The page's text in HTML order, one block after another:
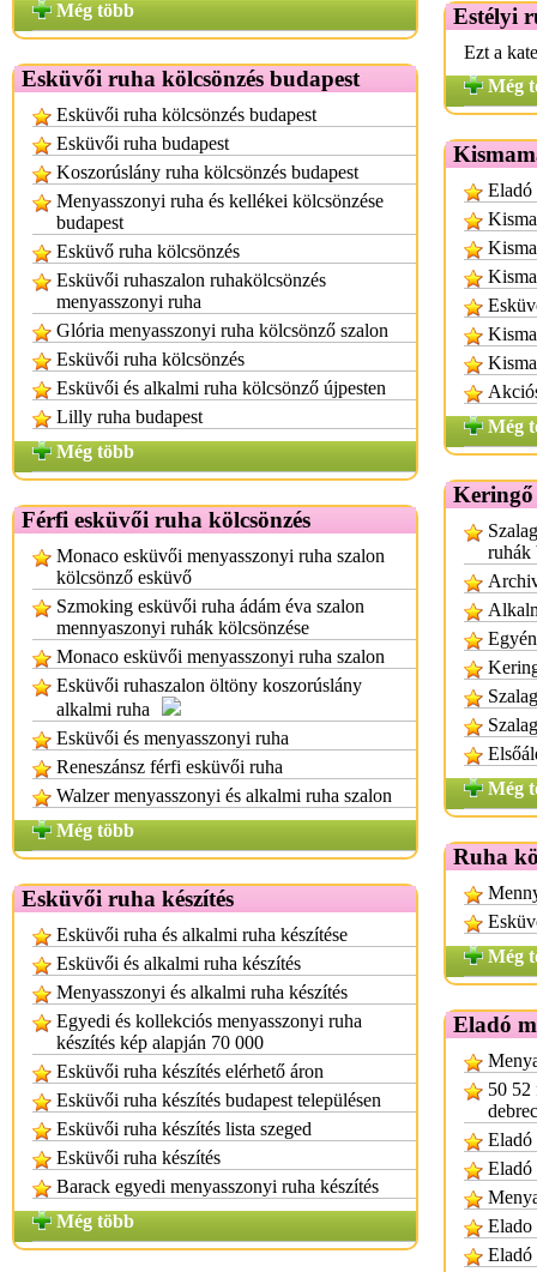
Még több
Esküvői ruha kölcsönzés budapest
Esküvői ruha kölcsönzés budapest
Esküvői ruha budapest
Koszorúslány ruha kölcsönzés budapest
Menyasszonyi ruha és kellékei kölcsönzése
budapest
Esküvő ruha kölcsönzés
Esküvői ruhaszalon ruhakölcsönzés
menyasszonyi ruha
Glória menyasszonyi ruha kölcsönző szalon
Esküvői ruha kölcsönzés
Esküvői és alkalmi ruha kölcsönző újpesten
Lilly ruha budapest
Még több
Férfi esküvői ruha kölcsönzés
Monaco esküvői menyasszonyi ruha szalon
kölcsönző esküvő
Szmoking esküvői ruha ádám éva szalon
mennyaszonyi ruhák kölcsönzése
Monaco esküvői menyasszonyi ruha szalon
Esküvői ruhaszalon öltöny koszorúslány
alkalmi ruha
Esküvői és menyasszonyi ruha
Reneszánsz férfi esküvői ruha
Walzer menyasszonyi és alkalmi ruha szalon
Még több
Esküvői ruha készítés
Esküvői ruha és alkalmi ruha készítése
Esküvői és alkalmi ruha készítés
Menyasszonyi és alkalmi ruha készítés
Egyedi és kollekciós menyasszonyi ruha
készítés kép alapján 70 000
Esküvői ruha készítés elérhető áron
Esküvői ruha készítés budapest településen
Esküvői ruha készítés lista szeged
Esküvői ruha készítés
Barack egyedi menyasszonyi ruha készítés
Még több
Estélyi
Ezt a
Még
Eladó
Még
Keringő
ruhák
Még
Ruha
Még
Eladó
50 52
Eladó
Eladó
Elado
Eladó